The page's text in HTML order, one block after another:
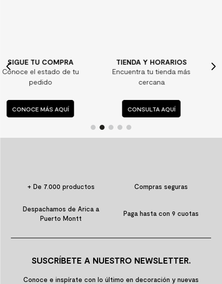
TIENDA Y HORARIOS
Encuentra tu tienda más
CONSULTA AQUÍ
¿ALGUNA DUDA?
Consulta nuestras
preguntas frecuentes
CONSULTA AQUÍ
+ De 7.000 productos Compras seguras
Despachamos de Arica a
Puerto Montt
Paga hasta con 9 cuotas
SUSCRÍBETE A NUESTRO NEWSLETTER.
Conoce e inspírate con lo último en decoración y nuevas